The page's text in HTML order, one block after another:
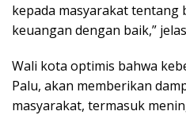
kepada masyarakat tentang
keuangan dengan baik,”
Wali kota optimis bahwa
Palu, akan memberikan
masyarakat, termasuk